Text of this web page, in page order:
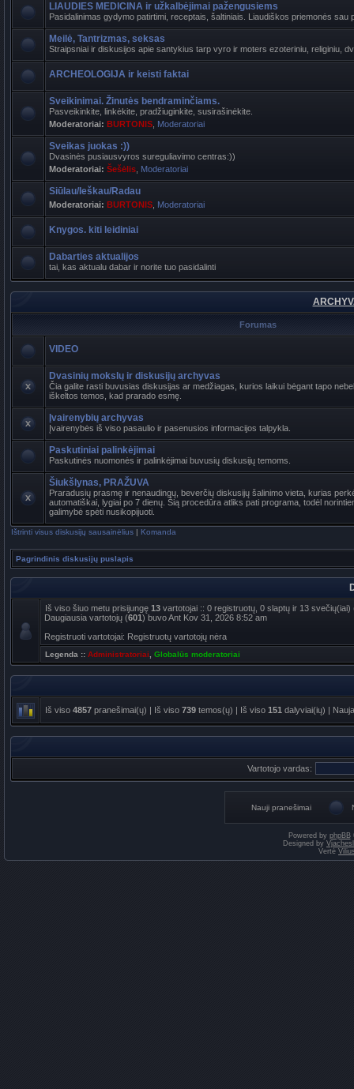
LIAUDIES MEDICINA ir užkalbėjimai pažengusiems
Pasidalinimas gydymo patirtimi, receptais, šaltiniais. Liaudiškos priemonės sau
Meilė, Tantrizmas, seksas
Straipsniai ir diskusijos apie santykius tarp vyro ir moters ezoteriniu, religiniu,
ARCHEOLOGIJA ir keisti faktai
Sveikinimai. Žinutės bendraminčiams.
Pasveikinkite, linkėkite, pradžiuginkite, susirašinėkite.
Moderatoriai: BURTONIS Moderatoriai
Sveikas juokas :))
Dvasinės pusiausvyros sureguliavimo centras:))
Moderatoriai: Šešėlis Moderatoriai
Siūlau/Ieškau/Radau
Moderatoriai: BURTONIS Moderatoriai
Knygos. kiti leidiniai
Dabarties aktualijos
tai, kas aktualu dabar ir norite tuo pasidalinti
Forumas
VIDEO
Dvasinių mokslų ir diskusijų archyvas
Čia galite rasti buvusias diskusijas ar medžiagas, kurios laikui bėgant tapo
iškeltos temos, kad prarado esmę.
Įvairenybių archyvas
Įvairenybės iš viso pasaulio ir pasenusios informacijos talpykla.
Paskutiniai palinkėjimai
Paskutinės nuomonės ir palinkėjimai buvusių diskusijų temoms.
Šiukšlynas, PRAŽUVA
Praradusių prasmę ir nenaudingų, beverčių diskusijų šalinimo vieta, kurias
automatiškai, lygiai po 7 dienų. Šią procedūra atliks pati programa, todėl
galimybė spėti nusikopijuoti.
Ištrinti visus diskusijų sausainėlius | Komanda
Pagrindinis diskusijų puslapis
Iš viso šiuo metu prisijungę 13 vartotojai :: 0 registruotų, 0 slaptų ir 13
Daugiausia vartotojų (601) buvo Ant Kov 31, 2026 8:52 am
Registruoti vartotojai: Registruotų vartotojų nėra
Legenda :: Administratoriai Globalūs moderatoriai
Iš viso 4857 pranešimai(ų) | Iš viso 739 temos(ų) | Iš viso 151 dalyviai(ių) |
Vartotojo vardas:
Nauji pranešimai
Powered by phpBB
Designed by
Vertė